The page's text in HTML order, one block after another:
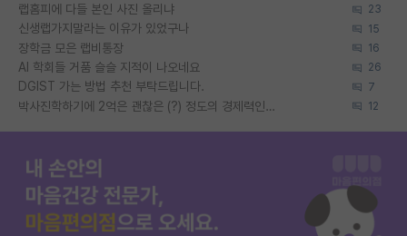
랩홈피에 다들 본인 사진 올리냐 23
신생랩가지말라는 이유가 있었구나 15
장학금 모은 랩비통장 16
AI 학회들 거품 슬슬 지적이 나오네요 26
DGIST 가는 방법 추천 부탁드립니다. 7
박사진학하기에 2억은 괜찮은 (?) 정도의 경제력인가요 12